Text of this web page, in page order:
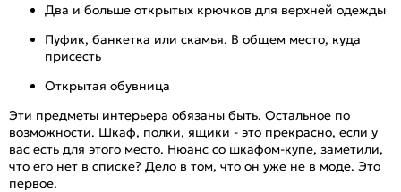
Два и больше открытых крючков для верхней одежды
Пуфик, банкетка или скамья. В общем место, куда
присесть
Открытая обувница
Эти предметы интерьера обязаны быть. Остальное по
возможности. Шкаф, полки, ящики - это прекрасно, если у
вас есть для этого место. Нюанс со шкафом-купе, заметили,
что его нет в списке? Дело в том, что он уже не в моде. Это
первое.